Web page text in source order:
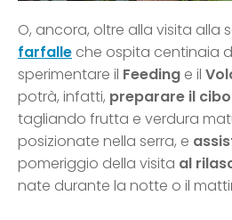
O, ancora, oltre alla visita alla
farfalle che ospita centinaia
sperimentare il Feeding e il
potrà, infatti, preparare il
tagliando frutta e verdura
posizionate nella serra, e
pomeriggio della visita al
nate durante la notte o il